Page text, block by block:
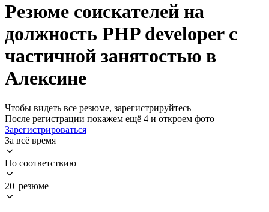
Резюме соискателей на
должность PHP developer с
частичной занятостью в
Алексине
Чтобы видеть все резюме, зарегистрируйтесь
После регистрации покажем ещё 4 и откроем фото
Зарегистрироваться
За всё время
По соответствию
20 резюме